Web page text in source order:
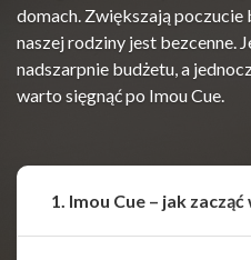
domach. Zwiększają
naszej rodziny jest bezcenne.
nadszarpnie budżetu, a
warto sięgnąć po Imou Cue.
1. Imou Cue – jak